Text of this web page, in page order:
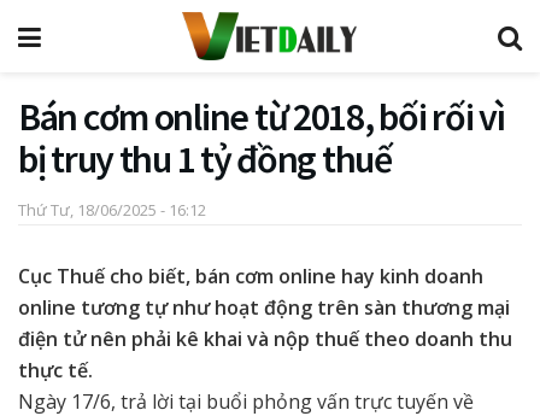
Bán cơm online từ 2018, bối rối vì
bị truy thu 1 tỷ đồng thuế
Thứ Tư, 18/06/2025 - 16:12
Cục Thuế cho biết, bán cơm online hay kinh doanh
online tương tự như hoạt động trên sàn thương mại
điện tử nên phải kê khai và nộp thuế theo doanh thu
thực tế.
Ngày 17/6, trả lời tại buổi phỏng vấn trực tuyến về